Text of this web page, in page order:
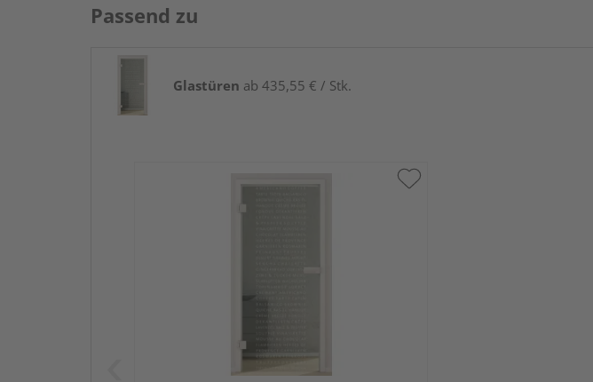
Passend zu
Glastüren ab 435,55 € / Stk.